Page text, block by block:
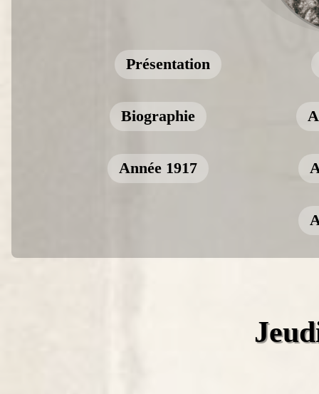
Présentation
Biographie
Année 1917